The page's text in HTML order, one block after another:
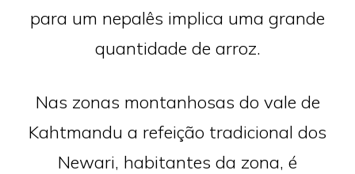
para um nepalês implica uma grande
quantidade de arroz.
Nas zonas montanhosas do vale de
Kahtmandu a refeição tradicional dos
Newari, habitantes da zona, é